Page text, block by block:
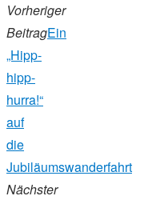
Vorheriger
BeitragEin
„Hipp-
hipp-
hurra!“
auf
die
Jubiläumswanderfahrt
Nächster